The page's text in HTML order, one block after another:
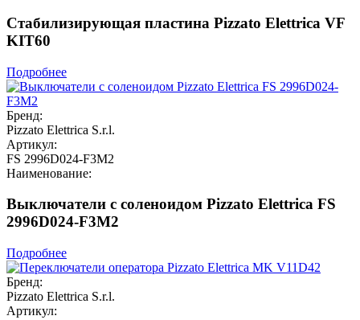
Стабилизирующая пластина Pizzato Elettrica VF
KIT60
Подробнее
Бренд:
Pizzato Elettrica S.r.l.
Артикул:
FS 2996D024-F3M2
Наименование:
Выключатели с соленоидом Pizzato Elettrica FS
2996D024-F3M2
Подробнее
Бренд:
Pizzato Elettrica S.r.l.
Артикул: